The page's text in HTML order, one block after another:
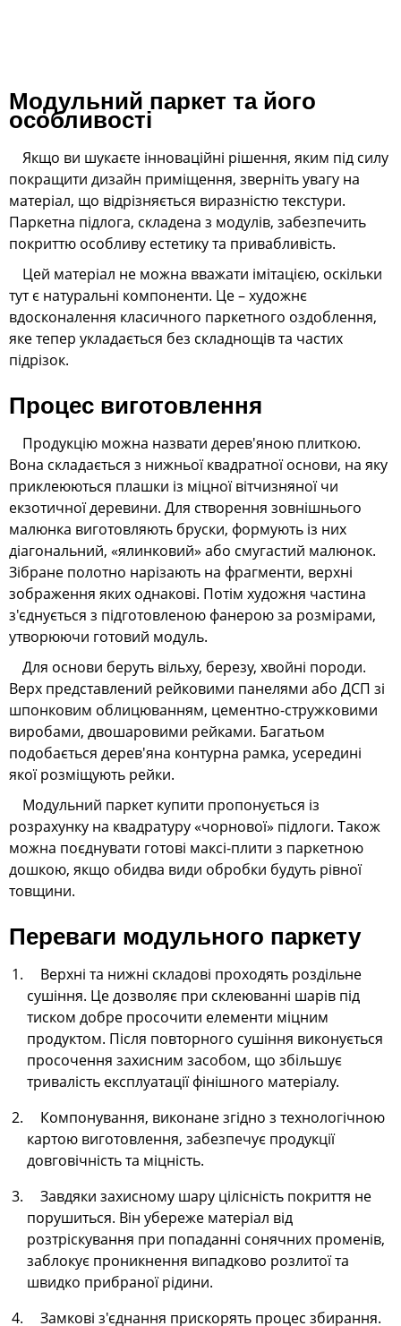
Модульний паркет та його
особливості
Якщо ви шукаєте інноваційні рішення, яким під силу
покращити дизайн приміщення, зверніть увагу на
матеріал, що відрізняється виразністю текстури.
Паркетна підлога, складена з модулів, забезпечить
покриттю особливу естетику та привабливість.
Цей матеріал не можна вважати імітацією, оскільки
тут є натуральні компоненти. Це – художнє
вдосконалення класичного паркетного оздоблення,
яке тепер укладається без складнощів та частих
підрізок.
Процес виготовлення
Продукцію можна назвати дерев'яною плиткою.
Вона складається з нижньої квадратної основи, на яку
приклеюються плашки із міцної вітчизняної чи
екзотичної деревини. Для створення зовнішнього
малюнка виготовляють бруски, формують із них
діагональний, «ялинковий» або смугастий малюнок.
Зібране полотно нарізають на фрагменти, верхні
зображення яких однакові. Потім художня частина
з'єднується з підготовленою фанерою за розмірами,
утворюючи готовий модуль.
Для основи беруть вільху, березу, хвойні породи.
Верх представлений рейковими панелями або ДСП зі
шпонковим облицюванням, цементно-стружковими
виробами, двошаровими рейками. Багатьом
подобається дерев'яна контурна рамка, усередині
якої розміщують рейки.
Модульний паркет купити пропонується із
розрахунку на квадратуру «чорнової» підлоги. Також
можна поєднувати готові максі-плити з паркетною
дошкою, якщо обидва види обробки будуть рівної
товщини.
Переваги модульного паркету
Верхні та нижні складові проходять роздільне
сушіння. Це дозволяє при склеюванні шарів під
тиском добре просочити елементи міцним
продуктом. Після повторного сушіння виконується
просочення захисним засобом, що збільшує
тривалість експлуатації фінішного матеріалу.
Компонування, виконане згідно з технологічною
картою виготовлення, забезпечує продукції
довговічність та міцність.
Завдяки захисному шару цілісність покриття не
порушиться. Він убереже матеріал від
розтріскування при попаданні сонячних променів,
заблокує проникнення випадково розлитої та
швидко прибраної рідини.
Замкові з'єднання прискорять процес збирання.